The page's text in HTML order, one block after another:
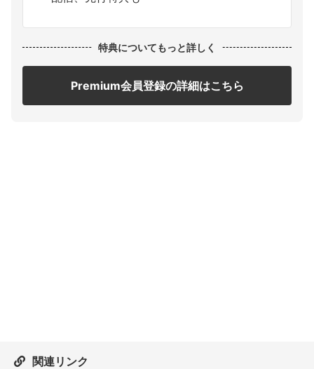
特典についてもっと詳しく
Premium会員登録の詳細はこちら
関連リンク